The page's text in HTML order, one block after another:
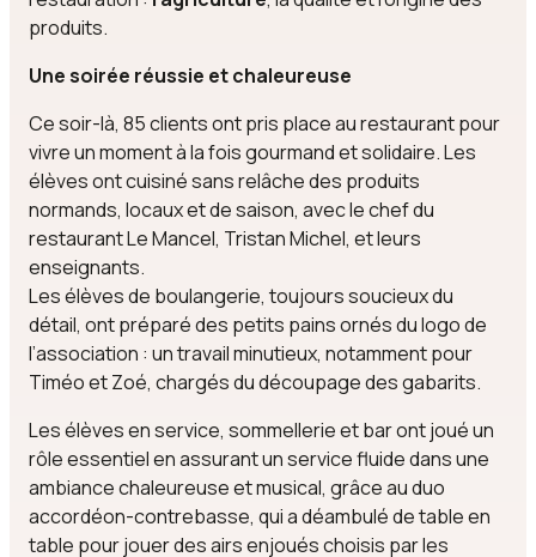
produits.
Une soirée réussie et chaleureuse
Ce soir-là, 85 clients ont pris place au restaurant pour
vivre un moment à la fois gourmand et solidaire. Les
élèves ont cuisiné sans relâche des produits
normands, locaux et de saison, avec le chef du
restaurant Le Mancel, Tristan Michel, et leurs
enseignants.
Les élèves de boulangerie, toujours soucieux du
détail, ont préparé des petits pains ornés du logo de
l’association : un travail minutieux, notamment pour
Timéo et Zoé, chargés du découpage des gabarits.
Les élèves en service, sommellerie et bar ont joué un
rôle essentiel en assurant un service fluide dans une
ambiance chaleureuse et musical, grâce au duo
accordéon-contrebasse, qui a déambulé de table en
table pour jouer des airs enjoués choisis par les